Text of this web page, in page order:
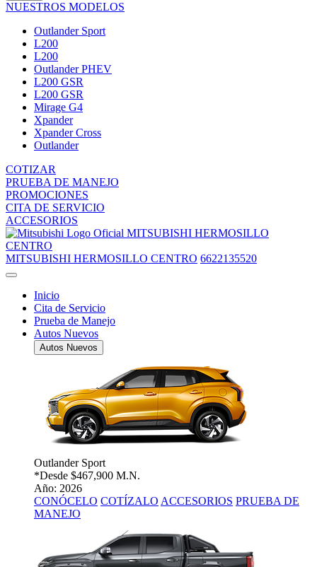
NUESTROS MODELOS
Outlander Sport
L200
L200
Outlander PHEV
L200 GSR
L200 GSR
Mirage G4
Xpander
Xpander Cross
Outlander
COTIZAR
PRUEBA DE MANEJO
PROMOCIONES
CITA DE SERVICIO
ACCESORIOS
MITSUBISHI HERMOSILLO
CENTRO
MITSUBISHI HERMOSILLO CENTRO 6622135520
Inicio
Cita de Servicio
Prueba de Manejo
Autos Nuevos
Autos Nuevos
Outlander Sport
*Desde $467,900 M.N.
Año: 2026
CONÓCELO COTÍZALO ACCESORIOS PRUEBA DE
MANEJO